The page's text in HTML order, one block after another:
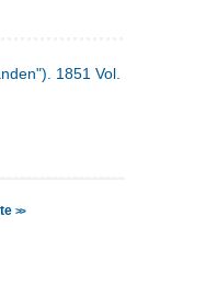
1851 Vol. 1 Nr. 6
>>